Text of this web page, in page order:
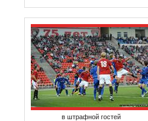
в штрафной гостей